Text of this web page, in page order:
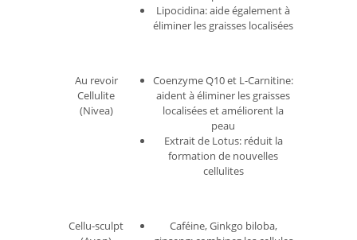
Lipocidina: aide également à
éliminer les graisses localisées
Au revoir
Cellulite
(Nivea)
Coenzyme Q10 et L-Carnitine:
aident à éliminer les graisses
localisées et améliorent la
peau
Extrait de Lotus: réduit la
formation de nouvelles
cellulites
Cellu-sculpt
Caféine, Ginkgo biloba,